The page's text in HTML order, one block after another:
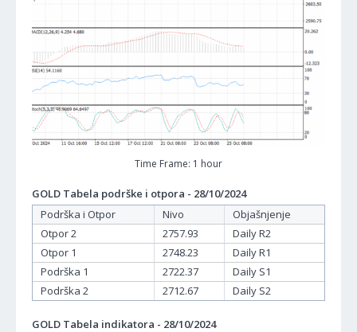
Time Frame: 1 hour
GOLD Tabela podrške i otpora - 28/10/2024
Podrška i Otpor
Nivo
Objašnjenje
Otpor 2
2757.93
Daily R2
Otpor 1
2748.23
Daily R1
Podrška 1
2722.37
Daily S1
Podrška 2
2712.67 Daily S2
GOLD Tabela indikatora - 28/10/2024